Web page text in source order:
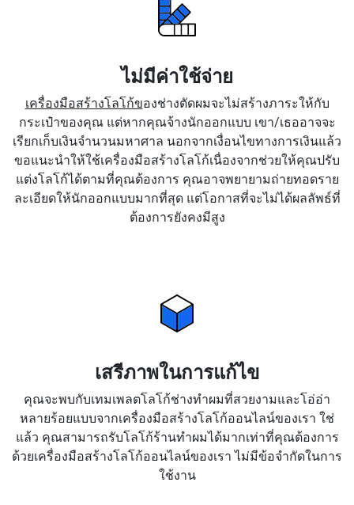
ไม่มีค่าใช้จ่าย
เครื่องมือสร้างโลโก้ของช่างตัดผมจะไม่สร้างภาระให้กับ
กระเป๋าของคุณ แต่หากคุณจ้างนักออกแบบ เขา/เธออาจจะ
เรียกเก็บเงินจำนวนมหาศาล นอกจากเงื่อนไขทางการเงินแล้ว
ขอแนะนำให้ใช้เครื่องมือสร้างโลโก้เนื่องจากช่วยให้คุณปรับ
แต่งโลโก้ได้ตามที่คุณต้องการ คุณอาจพยายามถ่ายทอดราย
ละเอียดให้นักออกแบบมากที่สุด แต่โอกาสที่จะไม่ได้ผลลัพธ์ที่
ต้องการยังคงมีสูง
เสรีภาพในการแก้ไข
คุณจะพบกับเทมเพลตโลโก้ช่างทำผมที่สวยงามและโอ่อ่า
หลายร้อยแบบจากเครื่องมือสร้างโลโก้ออนไลน์ของเรา ใช่
แล้ว คุณสามารถรับโลโก้ร้านทำผมได้มากเท่าที่คุณต้องการ
ด้วยเครื่องมือสร้างโลโก้ออนไลน์ของเรา ไม่มีข้อจำกัดในการ
ใช้งาน